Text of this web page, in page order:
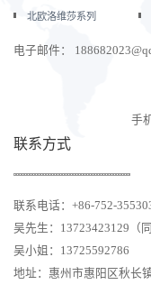
北欧洛维莎系列
电子邮件：
手
联系方式
联系电话：+86-752-
吴先生：13723423129（同
吴小姐：13725592786
地址：惠州市惠阳区秋长